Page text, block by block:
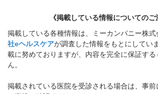
《掲載している情報についてのご
掲載している各種情報は、ミーカンパニー株式
社eヘルスケアが調査した情報をもとにしてい
載に努めておりますが、内容を完全に保証す
ん。
掲載されている医院を受診される場合は、事